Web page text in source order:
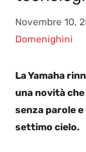
Novembre 10,
Domenighini
La Yamaha
una novità
senza parole
settimo cielo.